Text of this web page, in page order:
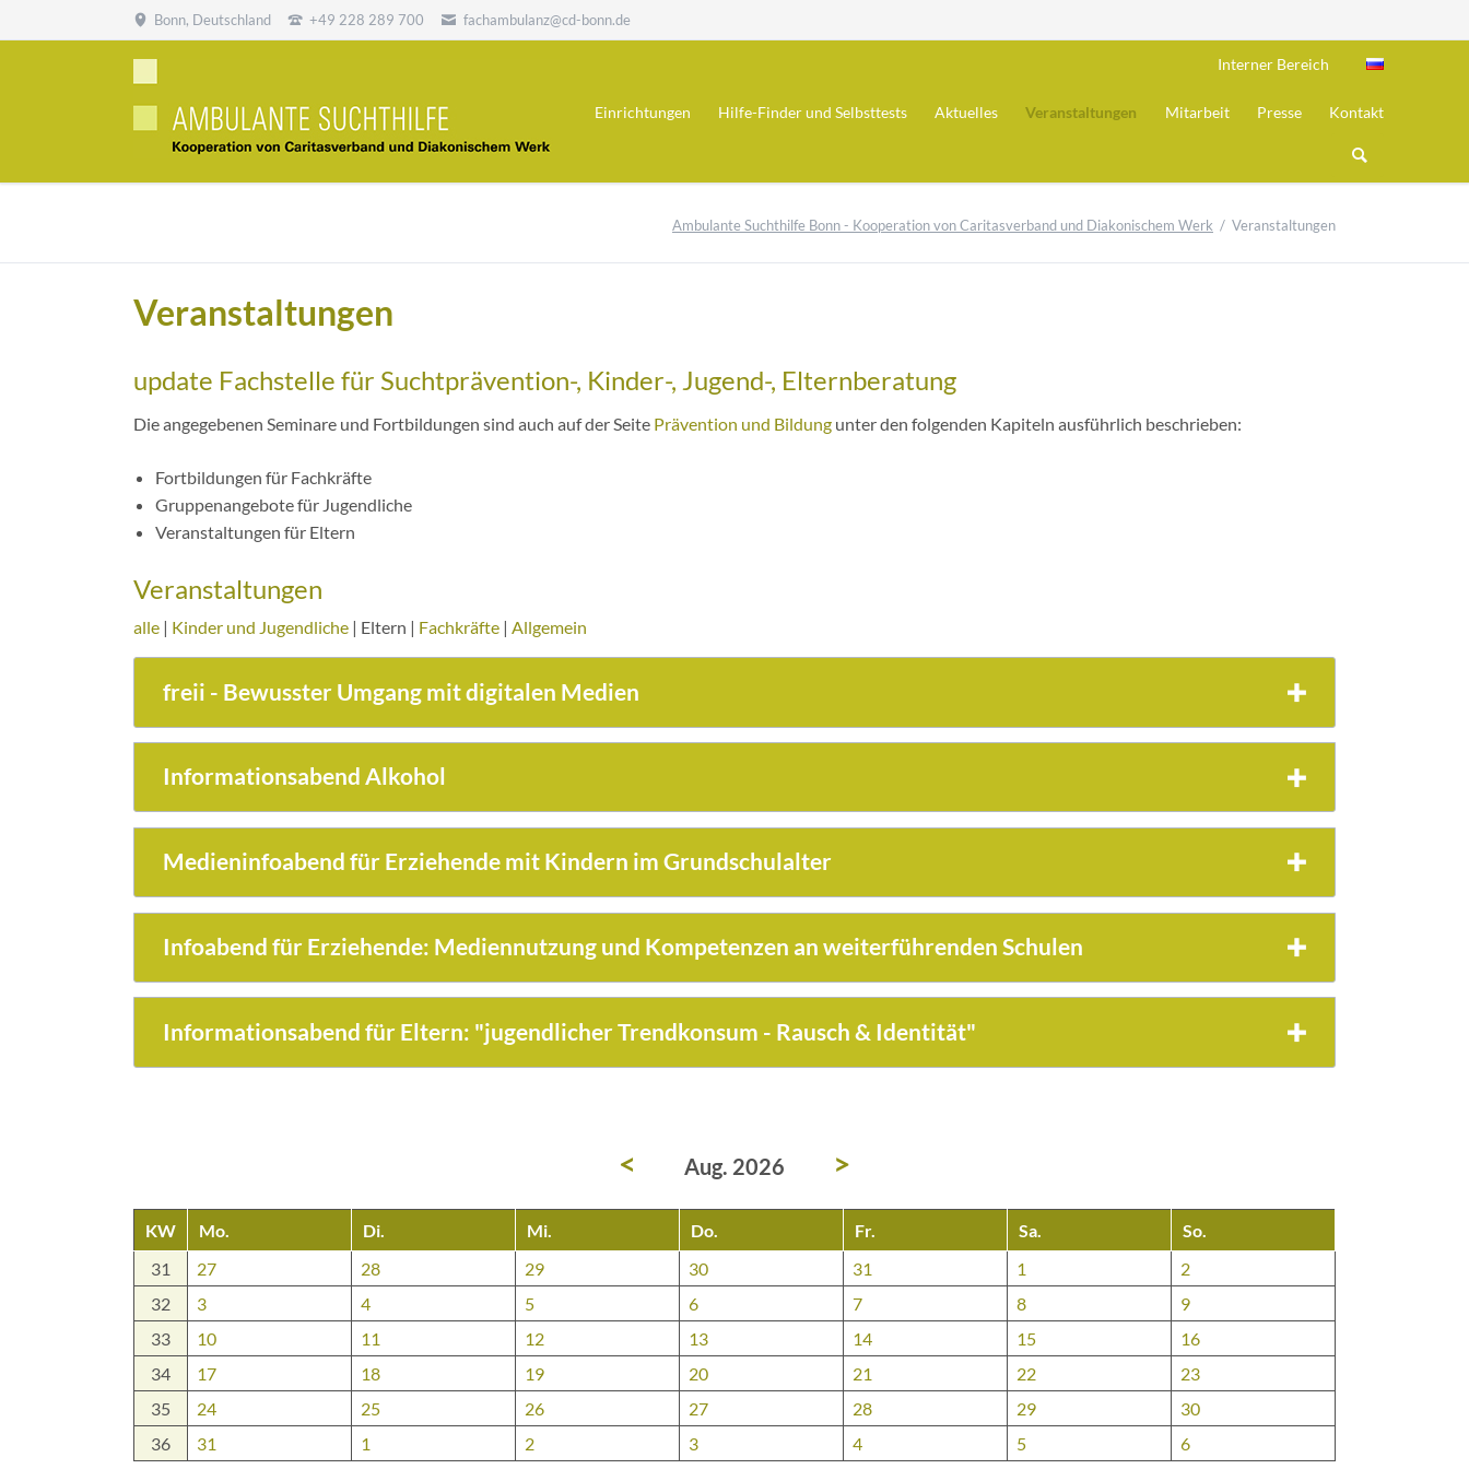
Bonn, Deutschland +49 228 289 700 fachambulanz@cd-bonn.de
Navigation
Einrichtungen
Diamorphinambulanz
Hilfe-Finder und Selbsttests Aktuelles Veranstaltungen Mitarbeit Presse Kontakt
Interner Bereich
Ambulante Suchthilfe Bonn - Kooperation von Caritasverband und Diakonischem Werk Veranstaltungen
Veranstaltungen
update Fachstelle für Suchtprävention-, Kinder-, Jugend-, Elternberatung
Die angegebenen Seminare und Fortbildungen sind auch auf der Seite Prävention und Bildung unter den folgenden Kapiteln ausführlich beschrieben:
Fortbildungen für Fachkräfte
Gruppenangebote für Jugendliche
Veranstaltungen für Eltern
Veranstaltungen
alle | Kinder und Jugendliche | Eltern | Fachkräfte | Allgemein
freii - Bewusster Umgang mit digitalen Medien
Informationsabend Alkohol
Medieninfoabend für Erziehende mit Kindern im Grundschulalter
Infoabend für Erziehende: Mediennutzung und Kompetenzen an weiterführenden Schulen
Informationsabend für Eltern: "jugendlicher Trendkonsum - Rausch & Identität"
< Aug. 2026 >
KW Mo. Di. Mi. Do. Fr. Sa.
So.
31
27 28 29 30 31 1
2
32
3 4 5 6 7 8
9
33
10 11 12 13 14 15
16
34
17 18 19 20 21 22
23
35
24 25 26 27 28 29
30
36
31 1 2 3 4 5 6